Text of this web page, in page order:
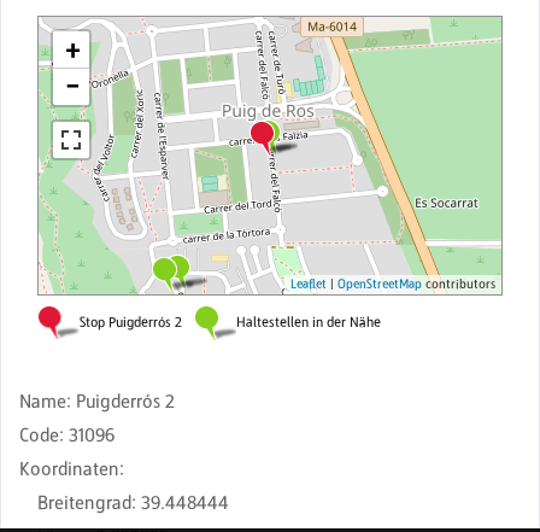
Name: Puigderrós 2
Code: 31096
Koordinaten:
Breitengrad: 39.448444